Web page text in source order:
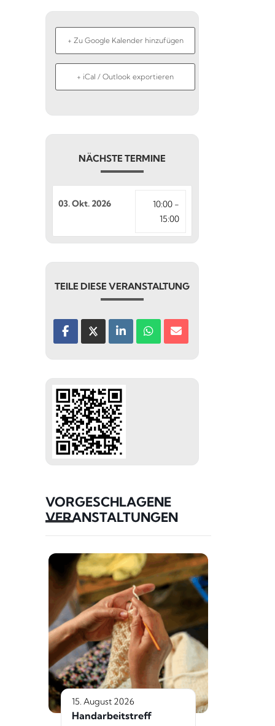
+ Zu Google Kalender hinzufügen
+ iCal / Outlook exportieren
NÄCHSTE TERMINE
03. Okt. 2026
10:00 -
15:00
TEILE DIESE VERANSTALTUNG
VORGESCHLAGENE
VERANSTALTUNGEN
15. August 2026
Handarbeitstreff